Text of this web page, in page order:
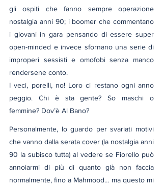
gli ospiti che fanno sempre operazione
nostalgia anni 90; i boomer che commentano
i giovani in gara pensando di essere super
open-minded e invece sfornano una serie di
improperi sessisti e omofobi senza manco
rendersene conto.
I veci, porelli, no! Loro ci restano ogni anno
peggio. Chi è sta gente? So maschi o
femmine? Dov’è Al Bano?
Personalmente, lo guardo per svariati motivi
che vanno dalla serata cover (la nostalgia anni
90 la subisco tutta) al vedere se Fiorello può
annoiarmi di più di quanto già non faccia
normalmente, fino a Mahmood… ma questo mi